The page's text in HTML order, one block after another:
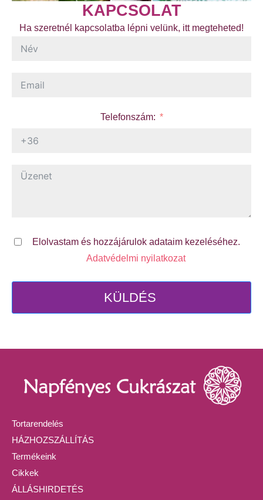
KAPCSOLAT
Ha szeretnél kapcsolatba lépni velünk, itt megteheted!
Telefonszám:
Elolvastam és hozzájárulok adataim kezeléséhez.
Adatvédelmi nyilatkozat
KÜLDÉS
Tortarendelés
HÁZHOZSZÁLLÍTÁS
Termékeink
Cikkek
ÁLLÁSHIRDETÉS